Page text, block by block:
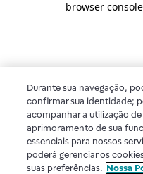
browser
Durante sua navegação,
confirmar sua identidade;
acompanhar a utilização
aprimoramento de sua
essenciais para nossos
poderá gerenciar os
suas preferências. Nossa